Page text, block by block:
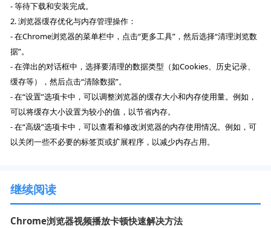
- 等待下载和安装完成。
2. 浏览器缓存优化与内存管理操作：
- 在Chrome浏览器的菜单栏中，点击“更多工具”，然后选择“清理浏览数
据”。
- 在弹出的对话框中，选择要清理的数据类型（如Cookies、历史记录、
缓存等），然后点击“清除数据”。
- 在“设置”选项卡中，可以调整浏览器的缓存大小和内存使用量。例如，
可以将缓存大小设置为较小的值，以节省内存。
- 在“高级”选项卡中，可以查看和修改浏览器的内存使用情况。例如，可
以关闭一些不必要的标签页或扩展程序，以减少内存占用。
继续阅读
Chrome浏览器视频播放卡顿快速解决方法